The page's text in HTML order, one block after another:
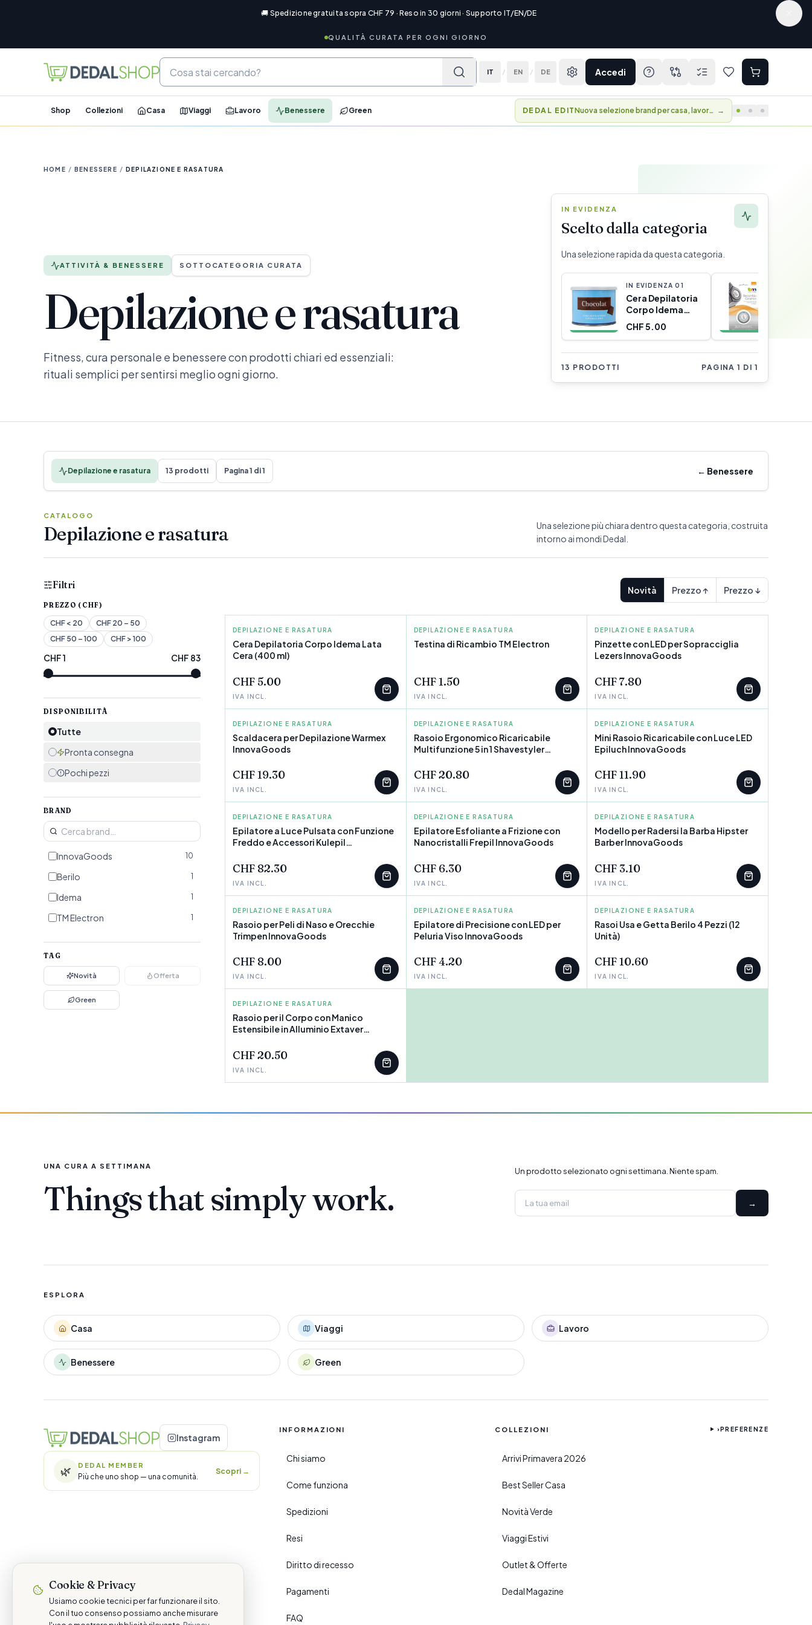
🚚 Spedizione gratuita sopra CHF 79 · Reso in 30 giorni · Supporto IT/EN/DE
QUALITÀ CURATA PER OGNI GIORNO
IT / EN / DE Accedi
Shop Collezioni Casa Viaggi Lavoro Benessere Green MEMBER DAYS Vantaggi e accesso anticipato alle collezioni. →
HOME / BENESSERE / DEPILAZIONE E RASATURA
ATTIVITÀ & BENESSERE SOTTOCATEGORIA CURATA
Depilazione e rasatura
Fitness, cura personale e benessere con prodotti chiari ed essenziali:
rituali semplici per sentirsi meglio ogni giorno.
IN EVIDENZA
Scelto dalla categoria
Una selezione rapida da questa categoria.
IN EVIDENZA 0 1
Cera Depilatoria
Corpo Idema
Lata Cera (400
ml)
CHF 5.00
13 PRODOTTI PAGINA 1 DI 1
Depilazione e rasatura 13 prodotti Pagina 1 di 1 ← Benessere
CATALOGO
Depilazione e rasatura
Una selezione più chiara dentro questa categoria, costruita
intorno ai mondi Dedal.
Filtri
PREZZO (CHF)
CHF < 20 CHF 20 – 50
CHF 50 – 100 CHF > 100
CHF1 CHF 83
DISPONIBILITÀ
Tutte
Pronta consegna
Pochi pezzi
BRAND
InnovaGoods 10
Berilo 1
Idema 1
TM Electron 1
TAG
Novità Offerta
Green
Novità Prezzo ↑ Prezzo ↓
IDEMA
POCHI PEZZI
DEPILAZIONE E RASATURA
Cera Depilatoria Corpo Idema Lata
Cera (400 ml)
CHF 5.00
IVA INCL.
TM ELECTRON
DEPILAZIONE E RASATURA
Testina di Ricambio TM Electron
CHF 1.50
IVA INCL.
INNOVAGOODS
POCHI PEZZI
DEPILAZIONE E RASATURA
Pinzette con LED per Sopracciglia
Lezers InnovaGoods
CHF 7.80
IVA INCL.
INNOVAGOODS
POCHI PEZZI
DEPILAZIONE E RASATURA
Scaldacera per Depilazione Warmex
InnovaGoods
CHF 19.30
IVA INCL.
INNOVAGOODS
POCHI PEZZI
DEPILAZIONE E RASATURA
Rasoio Ergonomico Ricaricabile
Multifunzione 5 in 1 Shavestyler
CHF 20.80
IVA INCL.
INNOVAGOODS
DEPILAZIONE E RASATURA
Mini Rasoio Ricaricabile con Luce LED
Epiluch InnovaGoods
CHF 11.90
IVA INCL.
INNOVAGOODS
DEPILAZIONE E RASATURA
Epilatore a Luce Pulsata con Funzione
Freddo e Accessori Kulepil
CHF 82.30
IVA INCL.
INNOVAGOODS
DEPILAZIONE E RASATURA
Epilatore Esfoliante a Frizione con
Nanocristalli Frepil InnovaGoods
CHF 6.30
IVA INCL.
INNOVAGOODS
DEPILAZIONE E RASATURA
Modello per Radersi la Barba Hipster
Barber InnovaGoods
CHF 3.10
IVA INCL.
INNOVAGOODS
DEPILAZIONE E RASATURA
Rasoio per Peli di Naso e Orecchie
Trimpen InnovaGoods
CHF 8.00
IVA INCL.
INNOVAGOODS
DEPILAZIONE E RASATURA
Epilatore di Precisione con LED per
Peluria Viso InnovaGoods
CHF 4.20
IVA INCL.
BERILO
POCHI PEZZI
DEPILAZIONE E RASATURA
Rasoi Usa e Getta Berilo 4 Pezzi (12
Unità)
CHF 10.60
IVA INCL.
INNOVAGOODS
DEPILAZIONE E RASATURA
Rasoio per il Corpo con Manico
Estensibile in Alluminio Extaver
CHF 20.50
IVA INCL.
UNA CURA A SETTIMANA
Things that simply work.
Un prodotto selezionato ogni settimana. Niente spam.
→
ESPLORA
Casa Viaggi Lavoro
Benessere Green
Instagram
🌿 DEDAL MEMBER
Più che uno shop — una comunità.
Scopri→
INFORMAZIONI
Chi siamo
Come funziona
Spedizioni
Resi
Diritto di recesso
Pagamenti
FAQ
COLLEZIONI
Arrivi Primavera 2026
Best Seller Casa
Novità Verde
Viaggi Estivi
Outlet & Offerte
Dedal Magazine
›PREFERENZE
Cookie & Privacy
Usiamo cookie tecnici per far funzionare il sito.
Con il tuo consenso possiamo anche misurare